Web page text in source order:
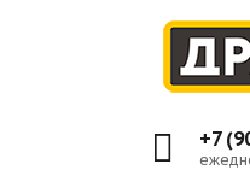
+7